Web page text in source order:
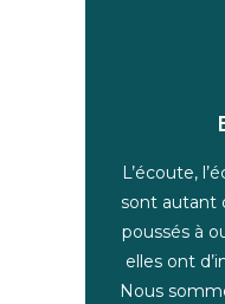
L’écoute,
sont autant
poussés à
elles ont
Nous